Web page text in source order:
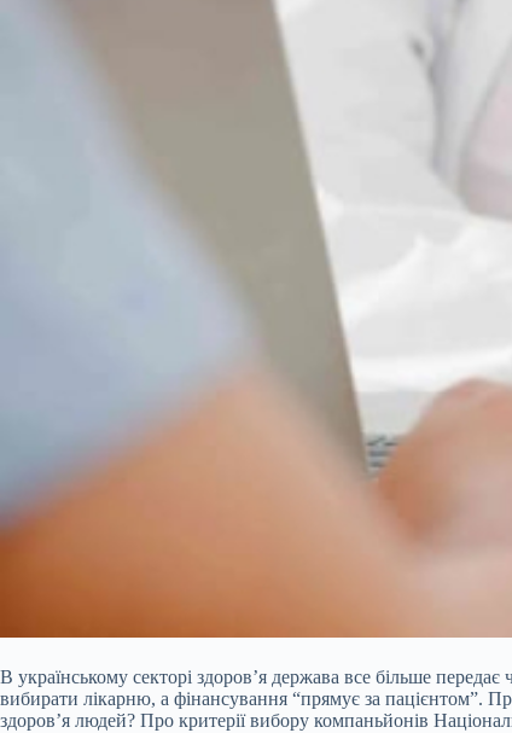
В українському секторі здоров’я держава все більше
вибирати лікарню, а фінансування “прямує за пацієнтом”.
здоров’я людей? Про критерії вибору компаньйонів